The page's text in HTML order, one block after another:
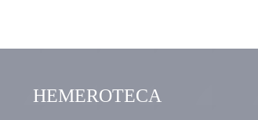
HEMEROTECA